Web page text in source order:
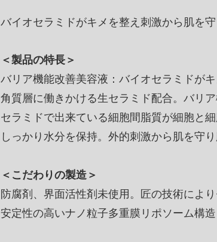
バイオセラミドがキメを整え刺激から肌を守
＜製品の特長＞
バリア機能改善美容液：バイオセラミドが
角質層に働きかける生セラミド配合。バリア
セラミドで出来ている細胞間脂質が細胞と
しっかり水分を保持。外的刺激から肌を守り
＜こだわりの製造＞
防腐剤、界面活性剤未使用。匠の技術によ
安定性の高いナノ粒子多重膜リポソーム構造